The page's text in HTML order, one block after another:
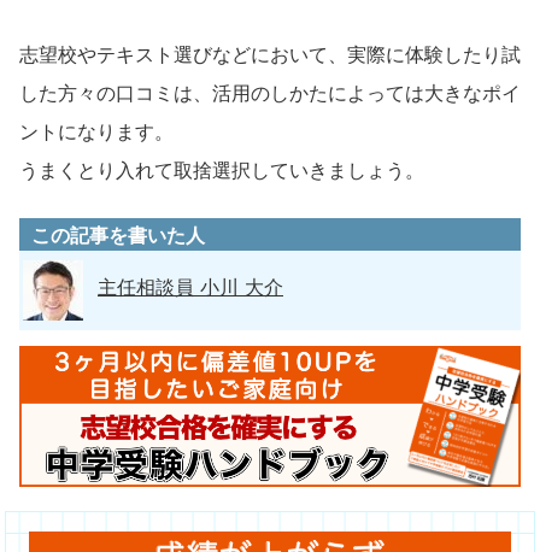
志望校やテキスト選びなどにおいて、実際に体験したり試
した方々の口コミは、活用のしかたによっては大きなポイ
ントになります。
うまくとり入れて取捨選択していきましょう。
この記事を書いた人
主任相談員 小川 大介